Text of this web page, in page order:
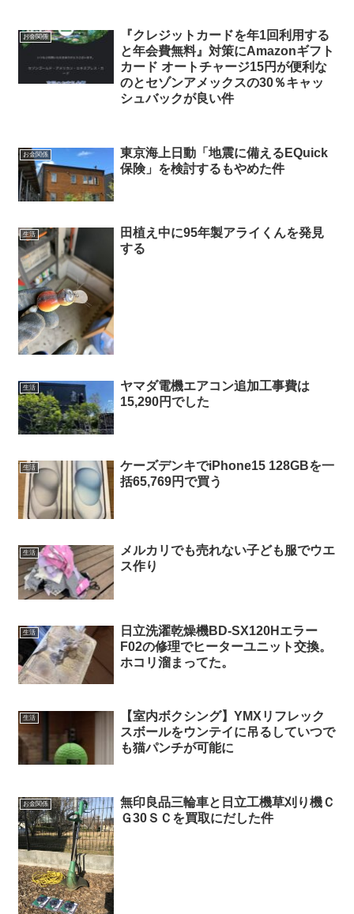
お金関係
『クレジットカードを年1回利用する
と年会費無料』対策にAmazonギフト
カード オートチャージ15円が便利な
のとセゾンアメックスの30％キャッ
シュバックが良い件
お金関係
東京海上日動「地震に備えるEQuick
保険」を検討するもやめた件
生活
田植え中に95年製アライくんを発見
する
生活
ヤマダ電機エアコン追加工事費は
15,290円でした
生活
ケーズデンキでiPhone15 128GBを一
括65,769円で買う
生活
メルカリでも売れない子ども服でウエ
ス作り
生活
日立洗濯乾燥機BD-SX120Hエラー
F02の修理でヒーターユニット交換。
ホコリ溜まってた。
生活
【室内ボクシング】YMXリフレック
スボールをウンテイに吊るしていつで
も猫パンチが可能に
お金関係
無印良品三輪車と日立工機草刈り機Ｃ
Ｇ30ＳＣを買取にだした件